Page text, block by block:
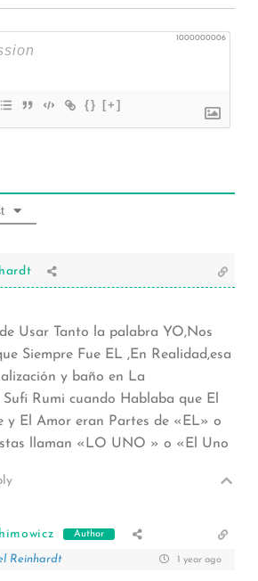
1000000006
{} [+]
Usar Tanto la palabra YO,Nos
Siempre Fue EL ,En Realidad,esa
y baño en La
Rumi cuando Hablaba que El
y El Amor eran Partes de «EL» o
llaman «LO UNO » o «El Uno
Author
Reinhardt 1 year ago